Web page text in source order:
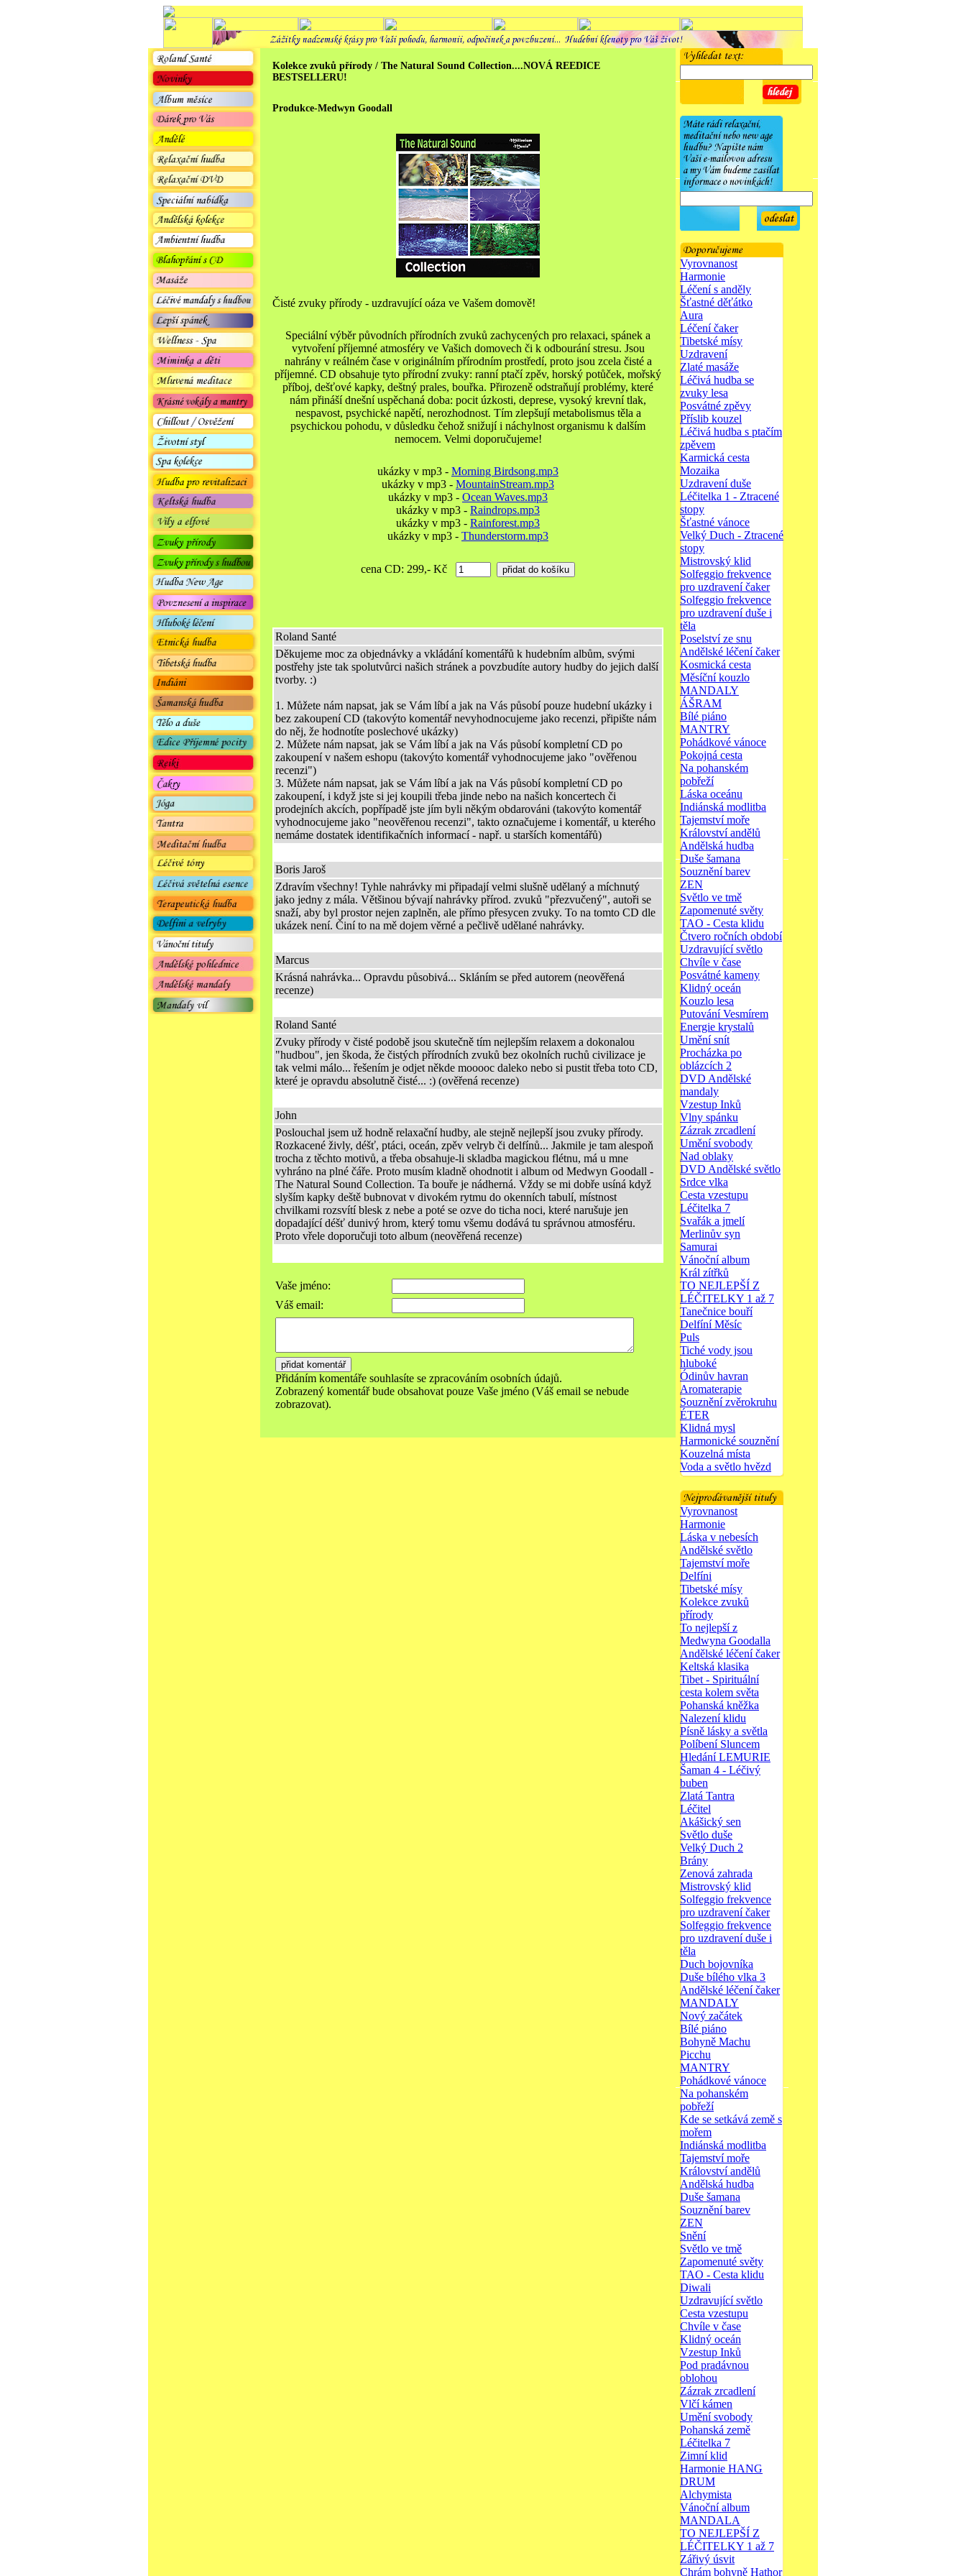
Kolekce zvuků přírody / The Natural Sound Collection....NOVÁ REEDICE
BESTSELLERU!
Produkce-Medwyn Goodall
Čisté zvuky přírody - uzdravující oáza ve Vašem domově!
Speciální výběr původních přírodních zvuků zachycených pro relaxaci, spánek a
vytvoření příjemné atmosféry ve Vašich domovech či k odbourání stresu. Jsou
nahrány v reálném čase v originálním přírodním prostředí, proto jsou zcela čisté a
příjemné. CD obsahuje tyto přírodní zvuky: ranní ptačí zpěv, horský potůček, mořský
příboj, dešťové kapky, deštný prales, bouřka. Přirozeně odstraňují problémy, které
nám přináší dnešní uspěchaná doba: pocit úzkosti, deprese, vysoký krevní tlak,
nespavost, psychické napětí, nerozhodnost. Tím zlepšují metabolismus těla a
psychickou pohodu, v důsledku čehož snižují i náchylnost organismu k dalším
nemocem. Velmi doporučujeme!
ukázky v mp3 - Morning Birdsong.mp3
ukázky v mp3 - MountainStream.mp3
ukázky v mp3 - Ocean Waves.mp3
ukázky v mp3 - Raindrops.mp3
ukázky v mp3 - Rainforest.mp3
ukázky v mp3 - Thunderstorm.mp3
cena CD: 299,- Kč
Roland Santé
Děkujeme moc za objednávky a vkládání komentářů k hudebním albům, svými
postřehy jste tak spolutvůrci našich stránek a povzbudíte autory hudby do jejich další
tvorby. :)
1. Můžete nám napsat, jak se Vám líbí a jak na Vás působí pouze hudební ukázky i
bez zakoupení CD (takovýto komentář nevyhodnocujeme jako recenzi, připište nám
do něj, že hodnotíte poslechové ukázky)
2. Můžete nám napsat, jak se Vám líbí a jak na Vás působí kompletní CD po
zakoupení v našem eshopu (takovýto komentář vyhodnocujeme jako "ověřenou
recenzi")
3. Můžete nám napsat, jak se Vám líbí a jak na Vás působí kompletní CD po
zakoupení, i když jste si jej koupili třeba jinde nebo na našich koncertech či
prodejních akcích, popřípadě jste jím byli někým obdarováni (takovýto komentář
vyhodnocujeme jako "neověřenou recenzi", takto označujeme i komentář, u kterého
nemáme dostatek identifikačních informací - např. u starších komentářů)
Boris Jaroš
Zdravím všechny! Tyhle nahrávky mi připadají velmi slušně udělaný a míchnutý
jako jedny z mála. Většinou bývají nahrávky přírod. zvuků "přezvučený", autoři se
snaží, aby byl prostor nejen zaplněn, ale přímo přesycen zvuky. To na tomto CD dle
ukázek není. Činí to na mě dojem věrné a pečlivě udělané nahrávky.
Marcus
Krásná nahrávka... Opravdu působivá... Skláním se před autorem (neověřená
recenze)
Roland Santé
Zvuky přírody v čisté podobě jsou skutečně tím nejlepším relaxem a dokonalou
"hudbou", jen škoda, že čistých přírodních zvuků bez okolních ruchů civilizace je
tak velmi málo... řešením je odjet někde mooooc daleko nebo si pustit třeba toto CD,
které je opravdu absolutně čisté... :) (ověřená recenze)
John
Poslouchal jsem už hodně relaxační hudby, ale stejně nejlepší jsou zvuky přírody.
Rozkacené živly, déšť, ptáci, oceán, zpěv velryb či delfínů... Jakmile je tam alespoň
trocha z těchto motivů, a třeba obsahuje-li skladba magickou flétnu, má u mne
vyhráno na plné čáře. Proto musím kladně ohodnotit i album od Medwyn Goodall -
The Natural Sound Collection. Ta bouře je nádherná. Vždy se mi dobře usíná když
slyším kapky deště bubnovat v divokém rytmu do okenních tabulí, místnost
chvilkami rozsvítí blesk z nebe a poté se ozve do ticha noci, které narušuje jen
dopadající déšť dunivý hrom, který tomu všemu dodává tu správnou atmosféru.
Proto vřele doporučuji toto album (neověřená recenze)
Vaše jméno:
Váš email:
Přidáním komentáře souhlasíte se zpracováním osobních údajů.
Zobrazený komentář bude obsahovat pouze Vaše jméno (Váš email se nebude
zobrazovat).
Vyrovnanost
Harmonie
Léčení s anděly
Šťastné děťátko
Aura
Léčení čaker
Tibetské mísy
Uzdravení
Zlaté masáže
Léčivá hudba se
zvuky lesa
Posvátné zpěvy
Příslib kouzel
Léčivá hudba s ptačím
zpěvem
Karmická cesta
Mozaika
Uzdravení duše
Léčitelka 1 - Ztracené
stopy
Šťastné vánoce
Velký Duch - Ztracené
stopy
Mistrovský klid
Solfeggio frekvence
pro uzdravení čaker
Solfeggio frekvence
pro uzdravení duše i
těla
Poselství ze snu
Andělské léčení čaker
Kosmická cesta
Měsíční kouzlo
MANDALY
ÁŠRAM
Bílé piáno
MANTRY
Pohádkové vánoce
Pokojná cesta
Na pohanském
pobřeží
Láska oceánu
Indiánská modlitba
Tajemství moře
Království andělů
Andělská hudba
Duše šamana
Souznění barev
ZEN
Světlo ve tmě
Zapomenuté světy
TAO - Cesta klidu
Čtvero ročních období
Uzdravující světlo
Chvíle v čase
Posvátné kameny
Klidný oceán
Kouzlo lesa
Putování Vesmírem
Energie krystalů
Umění snít
Procházka po
oblázcích 2
DVD Andělské
mandaly
Vzestup Inků
Vlny spánku
Zázrak zrcadlení
Umění svobody
Nad oblaky
DVD Andělské světlo
Srdce vlka
Cesta vzestupu
Léčitelka 7
Svařák a jmelí
Merlinův syn
Samurai
Vánoční album
Král zítřků
TO NEJLEPŠÍ Z
LÉČITELKY 1 až 7
Tanečnice bouří
Delfíní Měsíc
Puls
Tiché vody jsou
hluboké
Ódinův havran
Aromaterapie
Souznění zvěrokruhu
ÉTER
Klidná mysl
Harmonické souznění
Kouzelná místa
Voda a světlo hvězd
Vyrovnanost
Harmonie
Láska v nebesích
Andělské světlo
Tajemství moře
Delfíni
Tibetské mísy
Kolekce zvuků
přírody
To nejlepší z
Medwyna Goodalla
Andělské léčení čaker
Keltská klasika
Tibet - Spirituální
cesta kolem světa
Pohanská kněžka
Nalezení klidu
Písně lásky a světla
Políbení Sluncem
Hledání LEMURIE
Šaman 4 - Léčivý
buben
Zlatá Tantra
Léčitel
Akášický sen
Světlo duše
Velký Duch 2
Brány
Zenová zahrada
Mistrovský klid
Solfeggio frekvence
pro uzdravení čaker
Solfeggio frekvence
pro uzdravení duše i
těla
Duch bojovníka
Duše bílého vlka 3
Andělské léčení čaker
MANDALY
Nový začátek
Bílé piáno
Bohyně Machu
Picchu
MANTRY
Pohádkové vánoce
Na pohanském
pobřeží
Kde se setkává země s
mořem
Indiánská modlitba
Tajemství moře
Království andělů
Andělská hudba
Duše šamana
Souznění barev
ZEN
Snění
Světlo ve tmě
Zapomenuté světy
TAO - Cesta klidu
Diwali
Uzdravující světlo
Cesta vzestupu
Chvíle v čase
Klidný oceán
Vzestup Inků
Pod pradávnou
oblohou
Zázrak zrcadlení
Vlčí kámen
Umění svobody
Pohanská země
Léčitelka 7
Zimní klid
Harmonie HANG
DRUM
Alchymista
Vánoční album
MANDALA
TO NEJLEPŠÍ Z
LÉČITELKY 1 až 7
Zářivý úsvit
Chrám bohyně Hathor